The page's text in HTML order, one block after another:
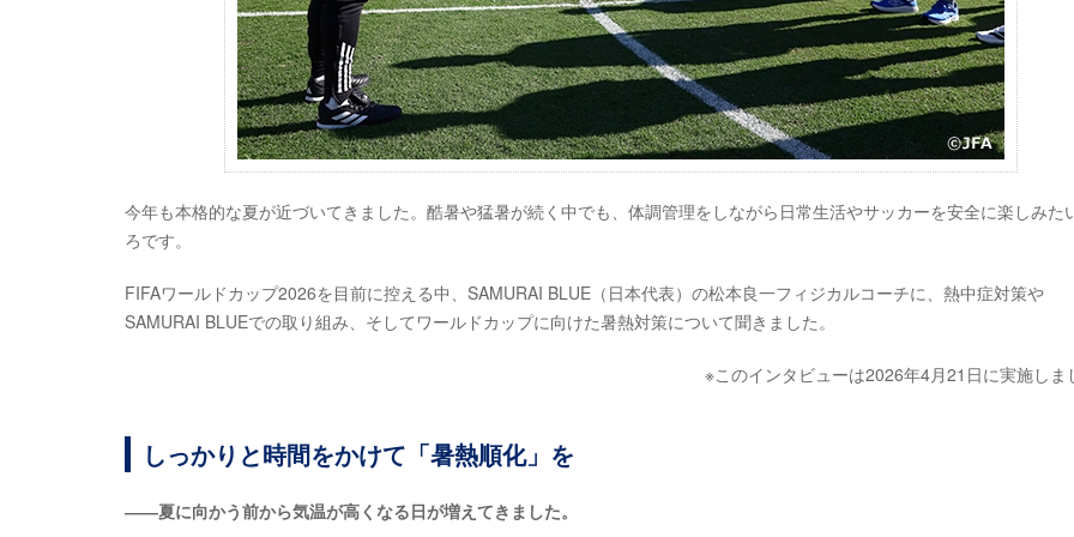
今年も本格的な夏が近づいてきました。酷暑や猛暑が続く中でも、体調管理をしながら日常生活やサッカーを安全に楽しみた
ろです。
FIFAワールドカップ2026を目前に控える中、SAMURAI BLUE（日本代表）の松本良一フィジカルコーチに、熱中症対策や
SAMURAI BLUEでの取り組み、そしてワールドカップに向けた暑熱対策について聞きました。
※このインタビューは2026年4月21日に実施しま
しっかりと時間をかけて「暑熱順化」を
――夏に向かう前から気温が高くなる日が増えてきました。